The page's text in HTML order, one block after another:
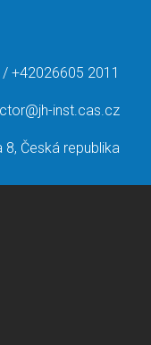
+42026605 2011
inst.cas.cz
Česká republika